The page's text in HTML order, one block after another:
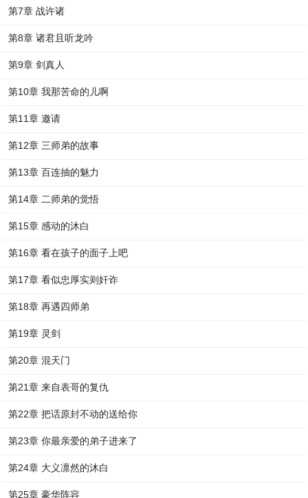
第7章 战许诸
第8章 诸君且听龙吟
第9章 剑真人
第10章 我那苦命的儿啊
第11章 邀请
第12章 三师弟的故事
第13章 百连抽的魅力
第14章 二师弟的觉悟
第15章 感动的沐白
第16章 看在孩子的面子上吧
第17章 看似忠厚实则奸诈
第18章 再遇四师弟
第19章 灵剑
第20章 混天门
第21章 来自表哥的复仇
第22章 把话原封不动的送给你
第23章 你最亲爱的弟子进来了
第24章 大义凛然的沐白
第25章 豪华阵容